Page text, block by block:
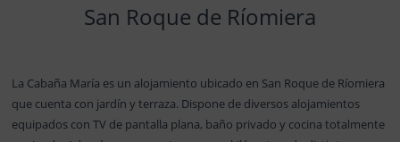
San Roque de Ríomiera
La Cabaña María es un alojamiento ubicado en San Roque de Ríomiera
que cuenta con jardín y terraza. Dispone de diversos alojamientos
equipados con TV de pantalla plana, baño privado y cocina totalmente